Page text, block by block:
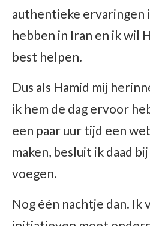
authentieke ervaringen
hebben in Iran en ik wil
best helpen.
Dus als Hamid mij
ik hem de dag ervoor
een paar uur tijd een
maken, besluit ik daad
voegen.
Nog één nachtje dan. Ik